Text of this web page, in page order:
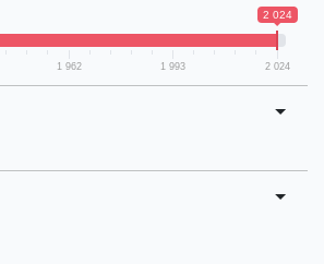
2 024
1 962 1 993 2 024